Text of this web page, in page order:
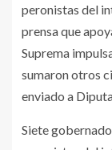
peronistas del
prensa que
Suprema
sumaron otros
enviado a
Siete